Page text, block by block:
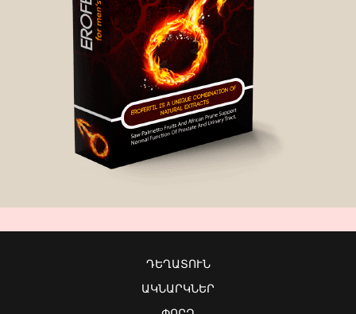
ԴԵՂԱՏՈՒՆ
ԱԿՆԱՐԿՆԵՐ